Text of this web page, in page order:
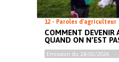
12 - Paroles d'agriculteur
COMMENT DEVENIR
QUAND ON N’EST
Emission du 18/02/2026